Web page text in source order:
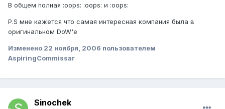
В общем полная :oops: :oops: и :oops:
P.S мне кажется что самая интересная компания была в
оригинальном DoW'e
Изменено 22 ноября, 2006 пользователем
AspiringCommissar
Sinochek